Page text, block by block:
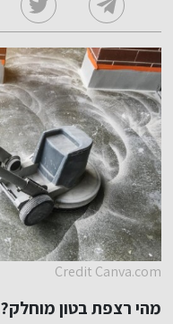
Credit Canva.com
מהי רצפת בטון מוחלק?